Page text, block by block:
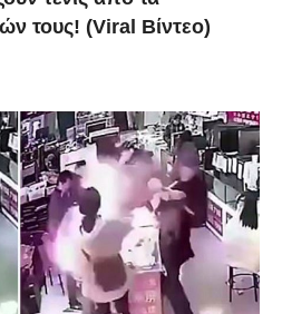
τους! (Viral Βίντεο)